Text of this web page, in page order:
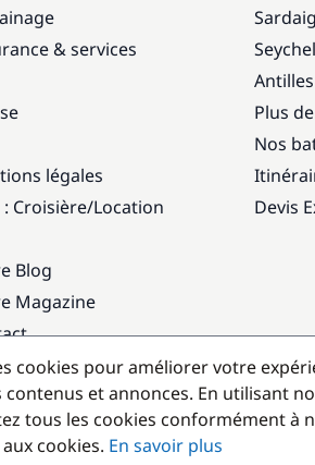
& services
légales
: Croisière/Location
Blog
Magazine
Antilles
Plus
Nos
Devis
populaires
cookies pour améliorer votre
contenus et annonces. En utilisant
tous les cookies conformément à
cookies. En savoir plus